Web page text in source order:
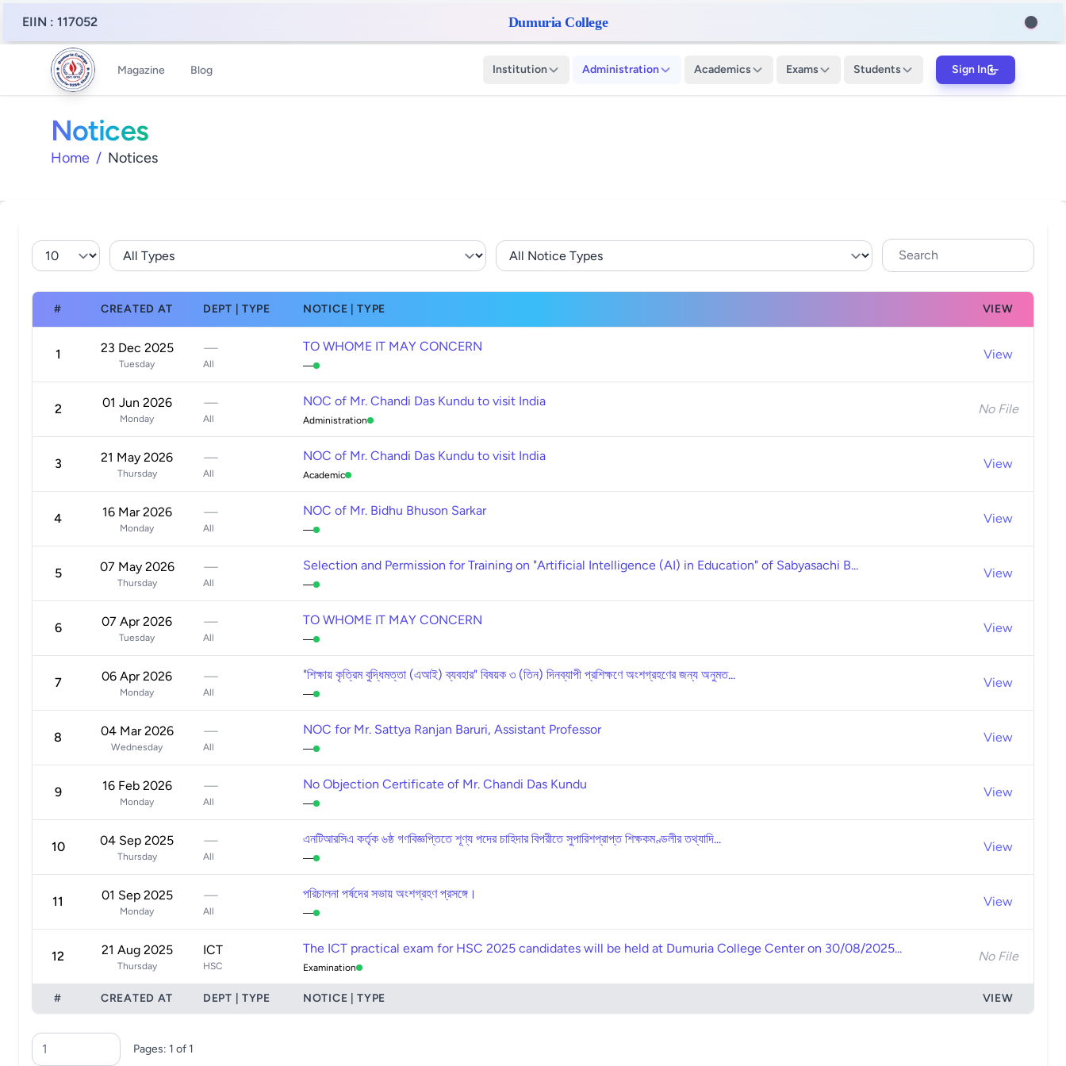
EIIN : 117052 Dumuria College
Magazine Blog Institution Administration Academics Exams Students Sign In
Notices
Home / Notices
# CREATED AT DEPT | TYPE NOTICE | TYPE VIEW
1 23 Dec 2025
Tuesday
—
All
TO WHOME IT MAY CONCERN
—
View
2 01 Jun 2026
Monday
—
All
NOC of Mr. Chandi Das Kundu to visit India
Administration
No File
3 21 May 2026
Thursday
—
All
NOC of Mr. Chandi Das Kundu to visit India
Academic
View
4 16 Mar 2026
Monday
—
All
NOC of Mr. Bidhu Bhuson Sarkar
—
View
5 07 May 2026
Thursday
—
All
Selection and Permission for Training on "Artificial Intelligence (AI) in Education" of Sabyasachi B...
—
View
6 07 Apr 2026
Tuesday
—
All
TO WHOME IT MAY CONCERN
—
View
7 06 Apr 2026
Monday
—
All
"শিক্ষায় কৃত্রিম বুদ্ধিমত্তা (এআই) ব্যবহার" বিষয়ক ৩ (তিন) দিনব্যাপী প্রশিক্ষণে অংশগ্রহণের জন্য অনুমত...
—
View
8 04 Mar 2026
Wednesday
—
All
NOC for Mr. Sattya Ranjan Baruri, Assistant Professor
—
View
9 16 Feb 2026
Monday
—
All
No Objection Certificate of Mr. Chandi Das Kundu
—
View
10 04 Sep 2025
Thursday
—
All
এনটিআরসিএ কর্তৃক ৬ষ্ঠ গণবিজ্ঞপ্তিতে শূণ্য পদের চাহিদার বিপরীতে সুপারিশপ্রাপ্ত শিক্ষকমণ্ডলীর তথ্যাদি...
—
View
11 01 Sep 2025
Monday
—
All
পরিচালনা পর্ষদের সভায় অংশগ্রহণ প্রসঙ্গে।
—
View
12 21 Aug 2025
Thursday
ICT
HSC
The ICT practical exam for HSC 2025 candidates will be held at Dumuria College Center on 30/08/2025...
Examination
No File
# CREATED AT DEPT | TYPE NOTICE | TYPE VIEW
Pages: 1 of 1